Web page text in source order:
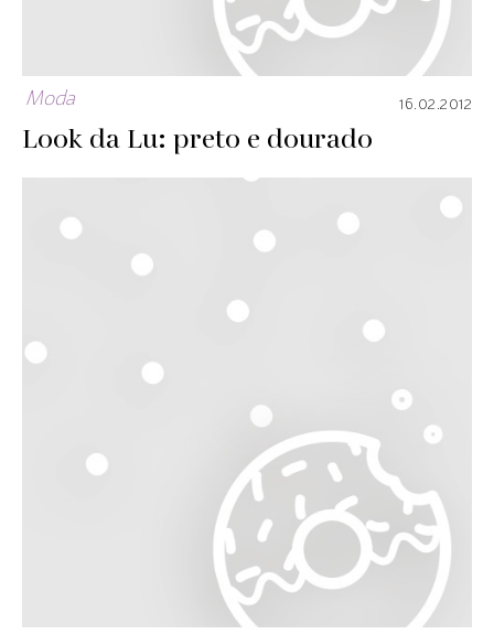
Moda 16.02.2012
Look da Lu: preto e dourado